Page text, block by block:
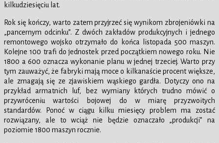
kilkudziesięciu lat.
Rok się kończy, warto zatem przyjrzeć się wynikom zbrojeniówki na
„pancernym odcinku”. Z dwóch zakładów produkcyjnych i jednego
remontowego wojsko otrzymało do końca listopada 500 maszyn.
Kolejne 100 trafi do jednostek przed początkiem nowego roku. Nie
1800 a 600 oznacza wykonanie planu w jednej trzeciej. Warto przy
tym zauważyć, że fabryki mają moce o kilkanaście procent większe,
ale zmagają się ze zjawiskiem wąskiego gardła. Dotyczy ono na
przykład armatnich luf, bez wymiany których trudno mówić o
przywróceniu wartości bojowej do w miarę przyzwoitych
standardów. Ponoć w ciągu kilku miesięcy problem ma zostać
rozwiązany, ale to wciąż nie będzie oznaczało „produkcji” na
poziomie 1800 maszyn rocznie.